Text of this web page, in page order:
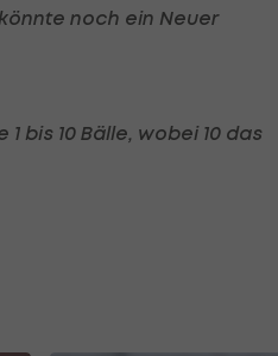
noch ein Neuer
bis 10 Bälle, wobei 10 das